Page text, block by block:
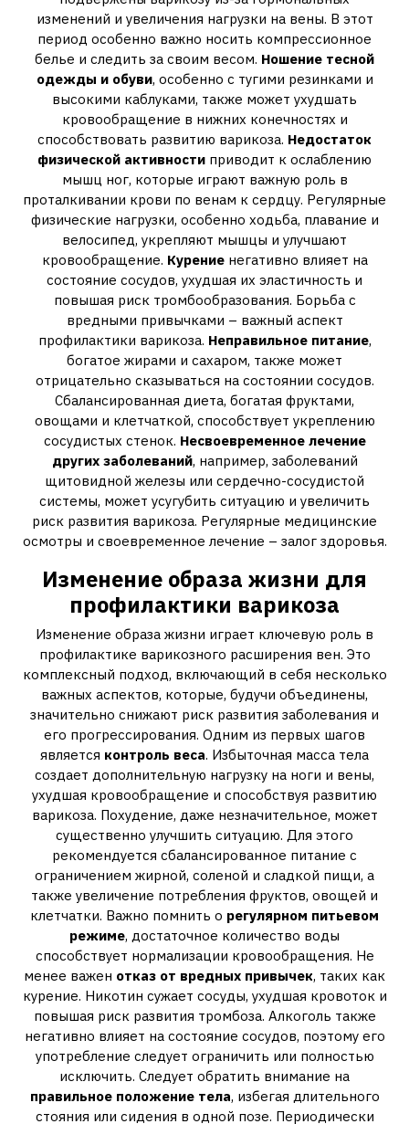
изменений и увеличения нагрузки на вены. В этот
период особенно важно носить компрессионное
белье и следить за своим весом. Ношение тесной
одежды и обуви, особенно с тугими резинками и
высокими каблуками, также может ухудшать
кровообращение в нижних конечностях и
способствовать развитию варикоза. Недостаток
физической активности приводит к ослаблению
мышц ног, которые играют важную роль в
проталкивании крови по венам к сердцу. Регулярные
физические нагрузки, особенно ходьба, плавание и
велосипед, укрепляют мышцы и улучшают
кровообращение. Курениенегативно влияет на
состояние сосудов, ухудшая их эластичность и
повышая риск тромбообразования. Борьба с
вредными привычками – важный аспект
профилактики варикоза. Неправильное питание,
богатое жирами и сахаром, также может
отрицательно сказываться на состоянии сосудов.
Сбалансированная диета, богатая фруктами,
овощами и клетчаткой, способствует укреплению
сосудистых стенок. Несвоевременное лечение
других заболеваний, например, заболеваний
щитовидной железы или сердечно-сосудистой
системы, может усугубить ситуацию и увеличить
риск развития варикоза. Регулярные медицинские
осмотры и своевременное лечение – залог здоровья.
Изменение образа жизни для
профилактики варикоза
Изменение образа жизни играет ключевую роль в
профилактике варикозного расширения вен. Это
комплексный подход, включающий в себя несколько
важных аспектов, которые, будучи объединены,
значительно снижают риск развития заболевания и
его прогрессирования. Одним из первых шагов
является контроль веса. Избыточная масса тела
создает дополнительную нагрузку на ноги и вены,
ухудшая кровообращение и способствуя развитию
варикоза. Похудение, даже незначительное, может
существенно улучшить ситуацию. Для этого
рекомендуется сбалансированное питание с
ограничением жирной, соленой и сладкой пищи, а
также увеличение потребления фруктов, овощей и
клетчатки. Важно помнить о регулярном питьевом
режиме, достаточное количество воды
способствует нормализации кровообращения. Не
менее важен отказ от вредных привычек, таких как
курение. Никотин сужает сосуды, ухудшая кровоток и
повышая риск развития тромбоза. Алкоголь также
негативно влияет на состояние сосудов, поэтому его
употребление следует ограничить или полностью
исключить. Следует обратить внимание на
правильное положение тела, избегая длительного
стояния или сидения в одной позе. Периодически